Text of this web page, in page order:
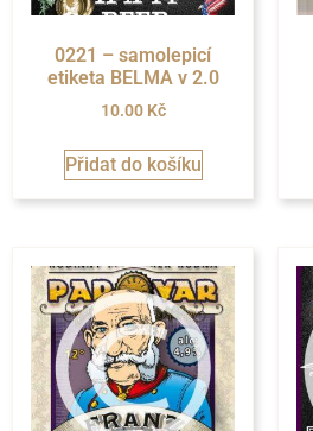
0221 – samolepicí
etiketa BELMA v 2.0
10.00 Kč
Přidat do košíku